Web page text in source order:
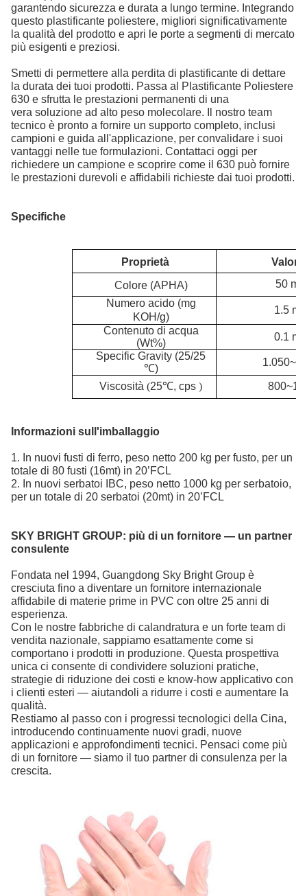
garantendo sicurezza e durata a lungo termine. Integrando
questo plastificante poliestere, migliori significativamente
la qualità del prodotto e apri le porte a segmenti di mercato
più esigenti e preziosi.
Smetti di permettere alla perdita di plastificante di dettare
la durata dei tuoi prodotti. Passa al Plastificante Poliestere
630 e sfrutta le prestazioni permanenti di una
vera soluzione ad alto peso molecolare. Il nostro team
tecnico è pronto a fornire un supporto completo, inclusi
campioni e guida all'applicazione, per convalidare i suoi
vantaggi nelle tue formulazioni. Contattaci oggi per
richiedere un campione e scoprire come il 630 può fornire
le prestazioni durevoli e affidabili richieste dai tuoi prodotti.
Specifiche
Proprietà Valore
Colore (APHA)
50
Numero acido (mg
KOH/g)
1.5
Contenuto di acqua
(Wt%)
0.1
Specific Gravity (25/25
℃)
Viscosità (25℃, cps)
Informazioni sull'imballaggio
1. In nuovi fusti di ferro, peso netto 200 kg per fusto, per un
totale di 80 fusti (16mt) in 20’FCL
2. In nuovi serbatoi IBC, peso netto 1000 kg per serbatoio,
per un totale di 20 serbatoi (20mt) in 20’FCL
SKY BRIGHT GROUP: più di un fornitore — un partner
consulente
Fondata nel 1994, Guangdong Sky Bright Group è
cresciuta fino a diventare un fornitore internazionale
affidabile di materie prime in PVC con oltre 25 anni di
esperienza.
Con le nostre fabbriche di calandratura e un forte team di
vendita nazionale, sappiamo esattamente come si
comportano i prodotti in produzione. Questa prospettiva
unica ci consente di condividere soluzioni pratiche,
strategie di riduzione dei costi e know-how applicativo con
i clienti esteri — aiutandoli a ridurre i costi e aumentare la
qualità.
Restiamo al passo con i progressi tecnologici della Cina,
introducendo continuamente nuovi gradi, nuove
applicazioni e approfondimenti tecnici. Pensaci come più
di un fornitore — siamo il tuo partner di consulenza per la
crescita.